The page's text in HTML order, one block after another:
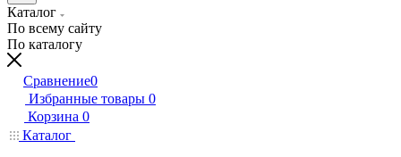
Каталог
По всему сайту
По каталогу
Сравнение0
Избранные товары 0
Корзина 0
Каталог